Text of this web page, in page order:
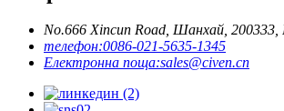
No.666 Xincun Road, Шанхай, 200333,
телефон:0086-021-5635-1345
Електронна поща:sales@civen.cn